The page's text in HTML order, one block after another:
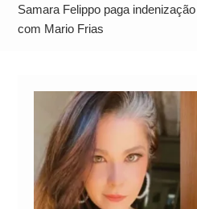
Operação Ágio: Ação
suspeitos e mira rede
Samara Felippo paga
com Mario Frias